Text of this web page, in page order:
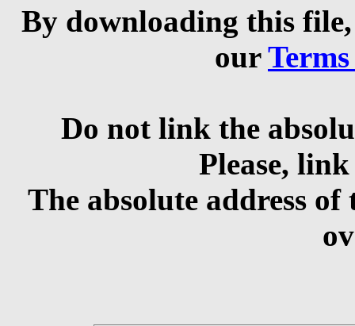
By downloading this
our
Do not link the
Please,
The absolute address